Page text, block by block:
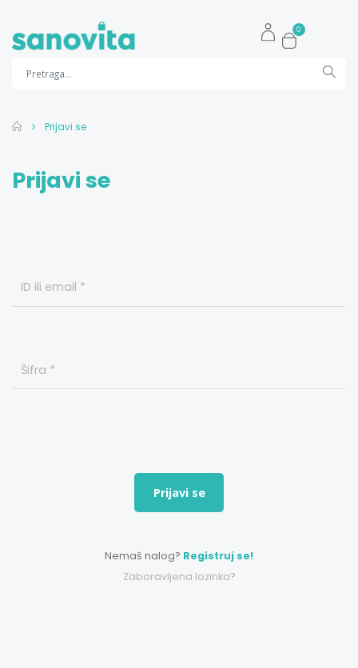
0
Prijavi se
Prijavi se
Prijavi se
Nemaš nalog? Registruj se!
Zaboravljena lozinka?